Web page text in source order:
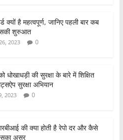
क्यों है महत्वपूर्ण, जानिए पहली बार कब
शुरुआत
2023 0
धोखाधड़ी की सुरक्षा के बारे में शिक्षित
सुरक्षा अभियान
2023 0
की क्या होती है रेपो दर और कैसे
असर